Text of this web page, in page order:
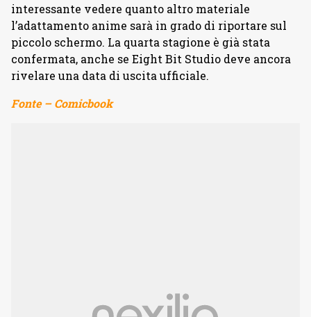
interessante vedere quanto altro materiale
l’adattamento anime sarà in grado di riportare sul
piccolo schermo. La quarta stagione è già stata
confermata, anche se Eight Bit Studio deve ancora
rivelare una data di uscita ufficiale.
Fonte – Comicbook